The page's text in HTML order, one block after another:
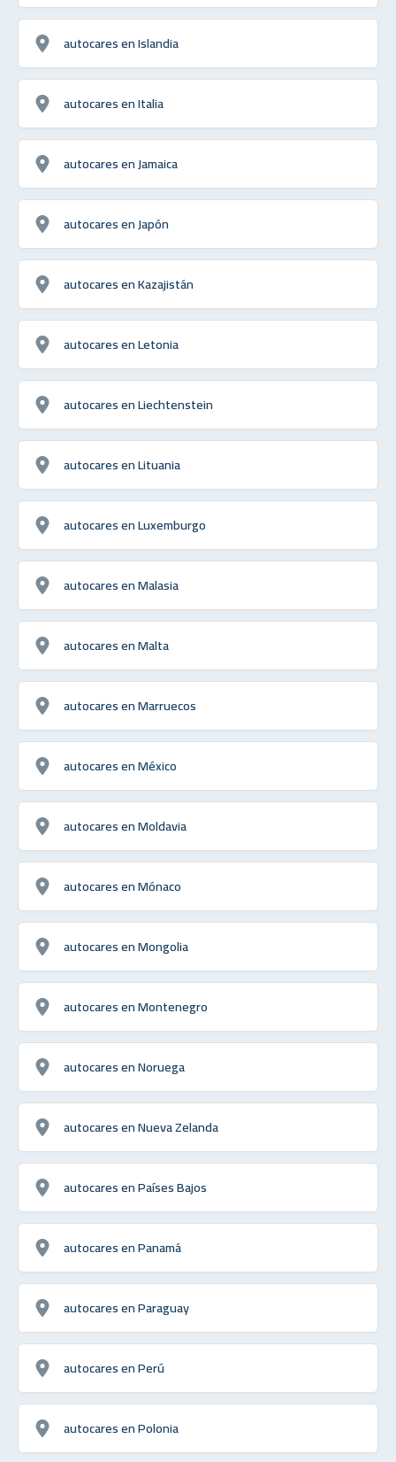
autocares en Islandia
autocares en Italia
autocares en Jamaica
autocares en Japón
autocares en Kazajistán
autocares en Letonia
autocares en Liechtenstein
autocares en Lituania
autocares en Luxemburgo
autocares en Malasia
autocares en Malta
autocares en Marruecos
autocares en México
autocares en Moldavia
autocares en Mónaco
autocares en Mongolia
autocares en Montenegro
autocares en Noruega
autocares en Nueva Zelanda
autocares en Países Bajos
autocares en Panamá
autocares en Paraguay
autocares en Perú
autocares en Polonia